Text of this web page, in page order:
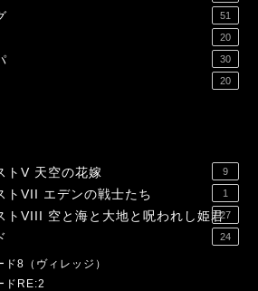
51
20
30
20
トV 天空の花嫁 9
トVII エデンの戦士たち 1
トVIII 空と海と大地と呪われし姫君27
24
8（ヴィレッジ）
ドRE:2